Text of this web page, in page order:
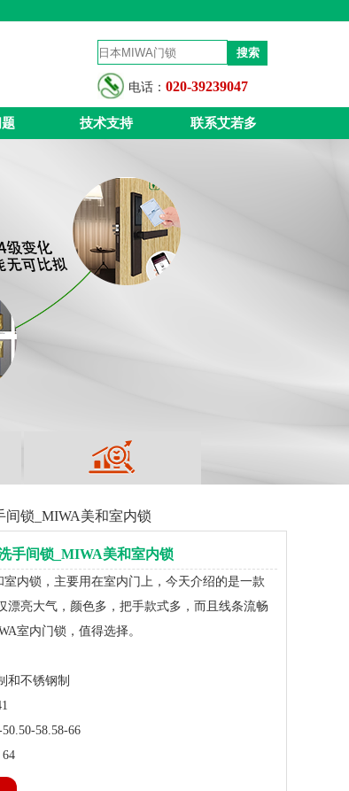
电话： 020-39239047
技术支持 联系艾若多
间锁_MIWA美和室内锁
手间锁_MIWA美和室内锁
内锁，主要用在室内门上，今天介绍的是一款
漂亮大气，颜色多，把手款式多，而且线条流畅
室内门锁，值得选择。
和不锈钢制
58.58-66